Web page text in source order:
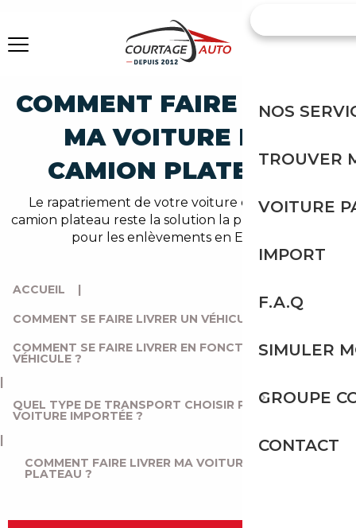
COMMENT FAIRE LIVRER
MA VOITURE PAR
CAMION PLATEAU ?
Le rapatriement de votre voiture en import par
camion plateau reste la solution la plus économique
pour les enlèvements en Europe.
ACCUEIL |
COMMENT SE FAIRE LIVRER UN VÉHICULE ?
COMMENT SE FAIRE LIVRER EN FONCTION DU TYPE DE
VÉHICULE ?
|
QUEL TYPE DE TRANSPORT CHOISIR POUR MA
VOITURE IMPORTÉE ?
|
COMMENT FAIRE LIVRER MA VOITURE PAR CAMION
PLATEAU ?
NOS
TROUVER
VOITURE
IMPORT
F.A.Q
SIMULER
GROUPE
CONTACT